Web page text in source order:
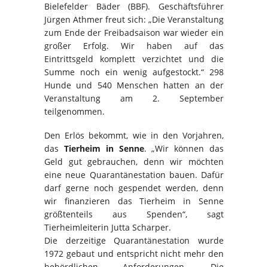
Bielefelder Bäder (BBF). Geschäftsführer
Jürgen Athmer freut sich: „Die Veranstaltung
zum Ende der Freibadsaison war wieder ein
großer Erfolg. Wir haben auf das
Eintrittsgeld komplett verzichtet und die
Summe noch ein wenig aufgestockt.“ 298
Hunde und 540 Menschen hatten an der
Veranstaltung am 2. September
teilgenommen.
Den Erlös bekommt, wie in den Vorjahren,
das Tierheim in Senne. „Wir können das
Geld gut gebrauchen, denn wir möchten
eine neue Quarantänestation bauen. Dafür
darf gerne noch gespendet werden, denn
wir finanzieren das Tierheim in Senne
größtenteils aus Spenden“, sagt
Tierheimleiterin Jutta Scharper.
Die derzeitige Quarantänestation wurde
1972 gebaut und entspricht nicht mehr den